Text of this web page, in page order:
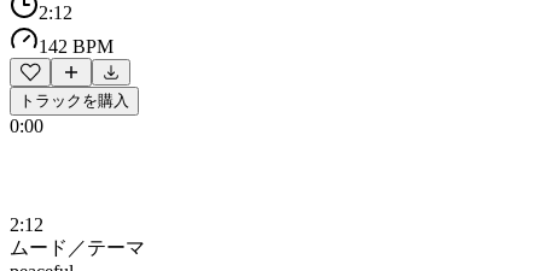
2:12
142 BPM
トラックを購入
0:00
2:12
ムード／テーマ